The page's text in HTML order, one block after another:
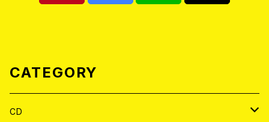
CATEGORY
CD